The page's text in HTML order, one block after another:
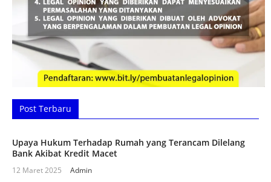
Post Terbaru
Upaya Hukum Terhadap Rumah yang Terancam Dilelang
Bank Akibat Kredit Macet
12 Maret 2025 Admin